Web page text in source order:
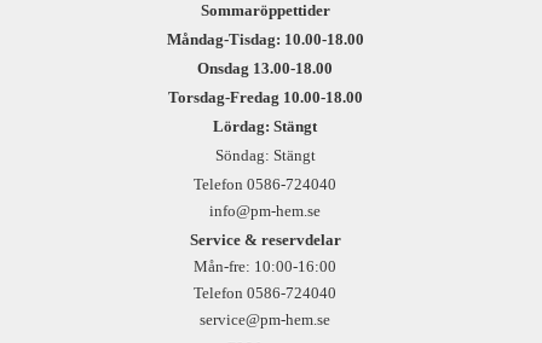
Sommaröppettider
Måndag-Tisdag: 10.00-18.00
Onsdag 13.00-18.00
Torsdag-Fredag 10.00-18.00
Lördag: Stängt
Söndag: Stängt
Telefon 0586-724040
info@pm-hem.se
Service & reservdelar
Mån-fre: 10:00-16:00
Telefon 0586-724040
service@pm-hem.se